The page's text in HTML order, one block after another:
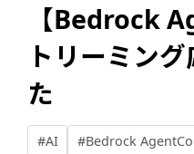
【Bedrock
トリーミン
た
#AI #Bedrock